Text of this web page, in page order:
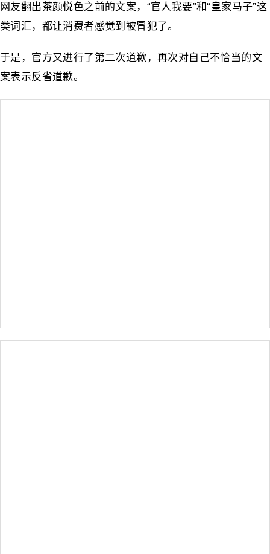
网友翻出茶颜悦色之前的文案，“官人我要”和“皇家马子”这
类词汇，都让消费者感觉到被冒犯了。
于是，官方又进行了第二次道歉，再次对自己不恰当的文
案表示反省道歉。